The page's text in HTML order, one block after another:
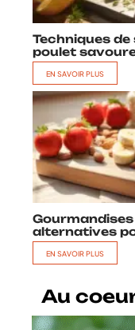
Techniques
poulet
EN SAVOIR PLUS
Gourmandises
alternatives
EN SAVOIR PLUS
Au